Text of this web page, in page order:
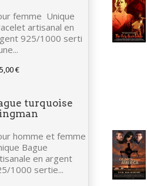
femme Unique
artisanal en
925/1000 serti
€
turquoise
homme et femme
Bague
en argent
1000 sertie...